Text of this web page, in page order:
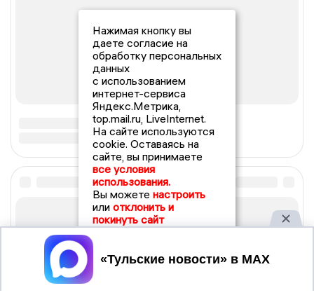
Нажимая кнопку вы
даете согласие на
обработку персональных
данных
с использованием
интернет-сервиса
Яндекс.Метрика,
top.mail.ru, LiveInternet.
На сайте используются
cookie. Оставаясь на
сайте, вы принимаете
все условия
использования.
Вы можете настроить
или отклонить и
покинуть сайт
Принять